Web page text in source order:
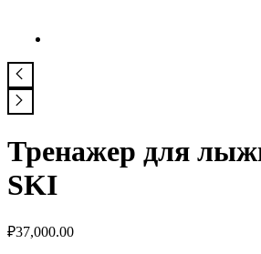
Тренажер для
SKI
₽37,000.00